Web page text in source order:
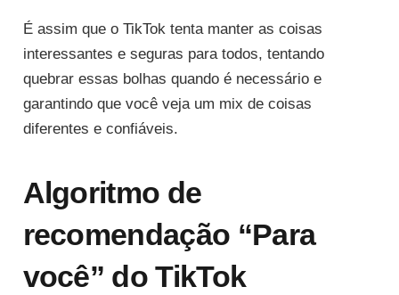
É assim que o TikTok tenta manter as coisas
interessantes e seguras para todos, tentando
quebrar essas bolhas quando é necessário e
garantindo que você veja um mix de coisas
diferentes e confiáveis.
Algoritmo de
recomendação “Para
você” do TikTok